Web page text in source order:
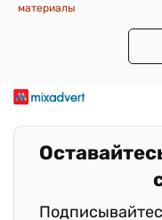
материалы